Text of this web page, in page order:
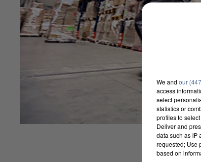
We and our
access
select
statistics or
profiles to
Deliver and
data such as IP
requested; Use
based on